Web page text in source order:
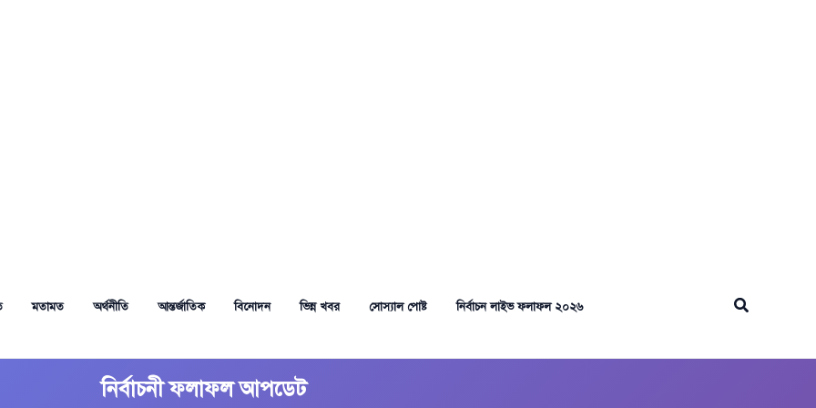
মতামত অর্থনীতি আন্তর্জাতিক বিনোদন ভিন্ন খবর সোস্যাল পোষ্ট নির্বাচন লাইভ ফলাফল ২০২৬ Search
নির্বাচনী ফলাফল আপডেট